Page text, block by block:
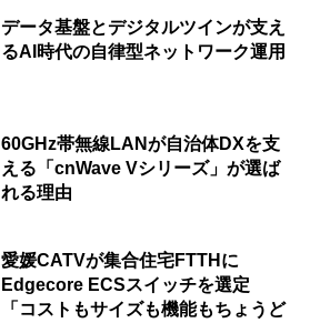
データ基盤とデジタルツインが支え
るAI時代の自律型ネットワーク運用
60GHz帯無線LANが自治体DXを支
える「cnWave Vシリーズ」が選ば
れる理由
愛媛CATVが集合住宅FTTHに
Edgecore ECSスイッチを選定
「コストもサイズも機能もちょうど